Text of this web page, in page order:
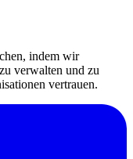
indem wir
verwalten und zu
vertrauen.